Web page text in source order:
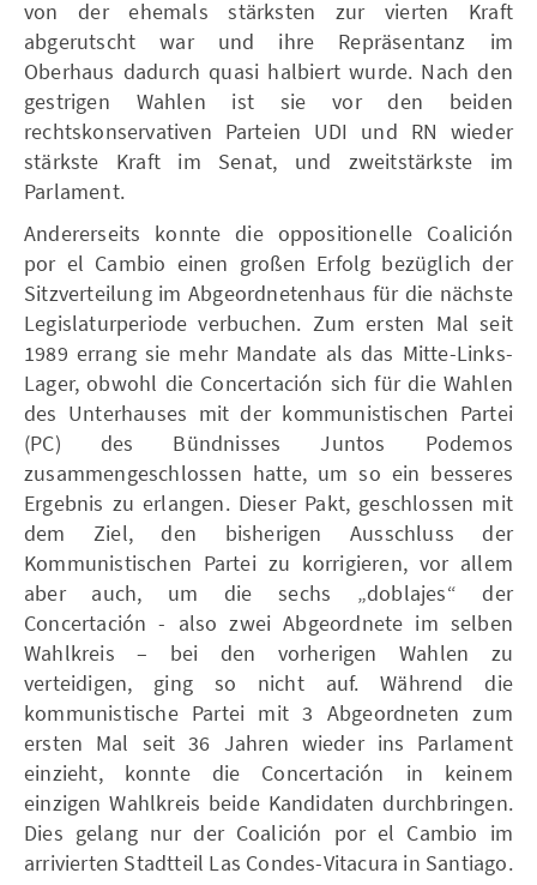
von der ehemals stärksten zur vierten Kraft
abgerutscht war und ihre Repräsentanz im
Oberhaus dadurch quasi halbiert wurde. Nach den
gestrigen Wahlen ist sie vor den beiden
rechtskonservativen Parteien UDI und RN wieder
stärkste Kraft im Senat, und zweitstärkste im
Parlament.
Andererseits konnte die oppositionelle Coalición
por el Cambio einen großen Erfolg bezüglich der
Sitzverteilung im Abgeordnetenhaus für die nächste
Legislaturperiode verbuchen. Zum ersten Mal seit
1989 errang sie mehr Mandate als das Mitte-Links-
Lager, obwohl die Concertación sich für die Wahlen
des Unterhauses mit der kommunistischen Partei
(PC) des Bündnisses Juntos Podemos
zusammengeschlossen hatte, um so ein besseres
Ergebnis zu erlangen. Dieser Pakt, geschlossen mit
dem Ziel, den bisherigen Ausschluss der
Kommunistischen Partei zu korrigieren, vor allem
aber auch, um die sechs „doblajes“ der
Concertación - also zwei Abgeordnete im selben
Wahlkreis – bei den vorherigen Wahlen zu
verteidigen, ging so nicht auf. Während die
kommunistische Partei mit 3 Abgeordneten zum
ersten Mal seit 36 Jahren wieder ins Parlament
einzieht, konnte die Concertación in keinem
einzigen Wahlkreis beide Kandidaten durchbringen.
Dies gelang nur der Coalición por el Cambio im
arrivierten Stadtteil Las Condes-Vitacura in Santiago.